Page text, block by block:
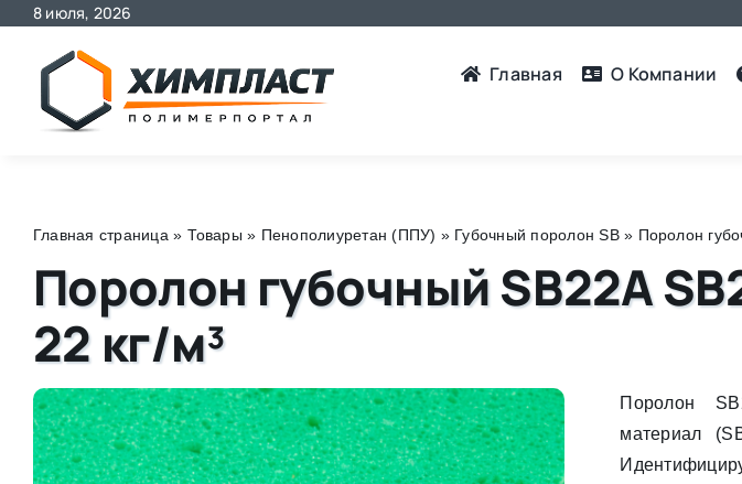
Skip
content
8 июля, 2026
Главная О Компании
Главная страница » Товары » Пенополиуретан (ППУ) » Губочный поролон SB» Поролон
Поролон губочный SB22A
22 кг/м³
Поролон
материал